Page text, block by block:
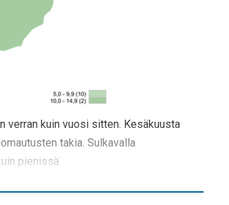
verran kuin vuosi sitten. Kesäkuusta
takia. Sulkavalla
pienissä